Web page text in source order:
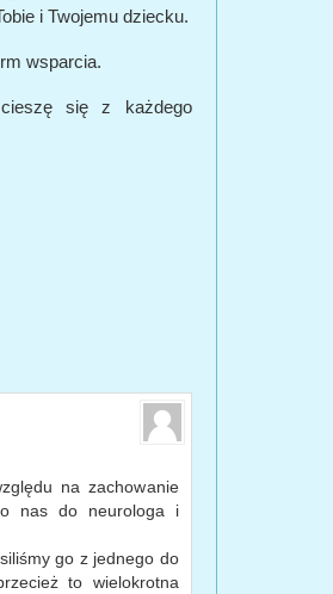
i Twojemu dziecku.
wsparcia.
się z każdego
na zachowanie
nas do neurologa i
go z jednego do
to wielokrotna